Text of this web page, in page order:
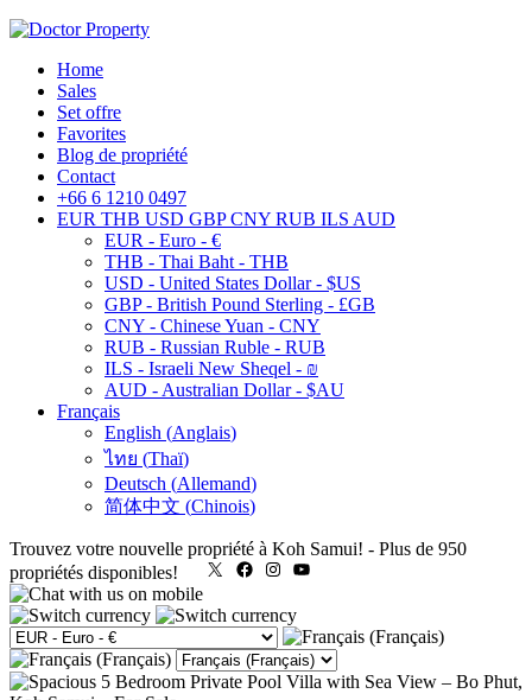
Home
Sales
Set offre
Favorites
Blog de propriété
Contact
+66 6 1210 0497
EUR THB USD GBP CNY RUB ILS AUD
EUR - Euro - €
THB - Thai Baht - THB
USD - United States Dollar - $US
GBP - British Pound Sterling - £GB
CNY - Chinese Yuan - CNY
RUB - Russian Ruble - RUB
ILS - Israeli New Sheqel - ₪
AUD - Australian Dollar - $AU
Français
English (Anglais)
ไทย (Thaï)
Deutsch (Allemand)
简体中文 (Chinois)
Trouvez votre nouvelle propriété à Koh Samui! - Plus de 950
propriétés disponibles!
X FacebookInstagram